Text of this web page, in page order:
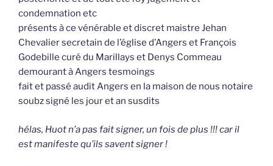
condemnation etc
présents à ce vénérable et discret maistre Jehan
Chevalier secretain de l’église d’Angers et François
Godebille curé du Marillays et Denys Commeau
demourant à Angers tesmoings
fait et passé audit Angers en la maison de nous notaire
soubz signé les jour et an susdits
hélas, Huot n’a pas fait signer, un fois de plus !!! car il
est manifeste qu’ils savent signer !